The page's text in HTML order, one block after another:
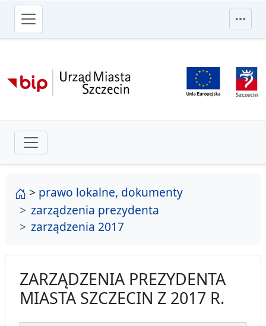
przejdź do głównego menu
strona główna
> prawo lokalne, dokumenty
zarządzenia prezydenta
zarządzenia 2017
ZARZĄDZENIA PREZYDENTA
MIASTA SZCZECIN Z 2017 R.